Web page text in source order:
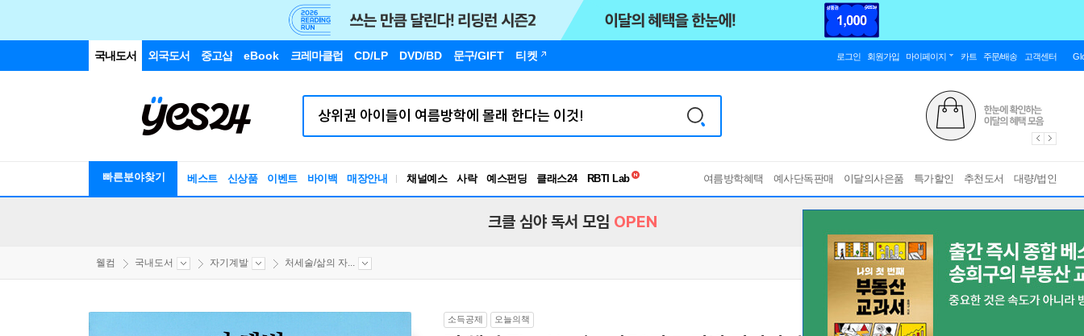
국내도서 외국도서 중고샵 eBook 크레마클럽 CD/LP DVD/BD 문구/GIFT 티켓 로그인 회원가입 마이페이지 카트 주문/배송 고객센터
빠른분야찾기 베스트 신상품 이벤트 바이백 매장안내 채널예스 사락 예스펀딩 클래스24
독서유형검사
여름방학혜택 예사단독판매 이달의사은품 특가할인 추천도서 대량/법인
크클 심야 독서 모임 OPEN
웰컴 국내도서 자기계발 처세술/삶의 자...
소득공제 오늘의책